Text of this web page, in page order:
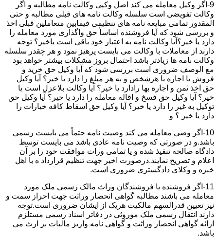
9-اگر وکیل معامله می کند اصل وکپی وکالت نامه مطالبه و اگر
وکالت تفویضی است سلسله وکالت نامه های قبلی مطالبه و حتی
المقدور تمامی مبایعه نامه های تنظیمی فیمابین متعاملین قبلی اخذ
و بررسی شود که آیا فروشنده اساساً حق واگذاری مورد معامله را
دارد یا خیر؟آیا وکالت نامه به اعتبار خود باقی است یاخیر؟ توجه
دارند از معاملات با وکالت می بایست پرهیز نمود و هر چقدر سلسله
وکالت نامه ها زیادتر باشد احتمال بروز مشکلات بیشتر خواهد بود
مع الوصف ضروری است بررسی شود که آیا وکیل حق خرید و
فروش یا اجاره با هرشخص و به هر مبلغ را دارد یا خیر؟ آیا وکیل
حق اخذ ثمن و اجاره بها رادارد یا خیر؟ آیا وکالت بلاعزل است یا
خیر؟ آیا وکیل حق فسخ و اقاله معامله را دارد یا خیر؟ آیا وکیل حق
توکیل به غیر را دارد یا خیر؟ آیا وکیل حق اسقاط کافه خیارات را
دارد یا خیر ؟ و
10-اگر وصی معامله می کند وصیت نامه حتماً می بایست رسمی
باشد.و در صورتی که وصیت نامه عادی باشد می بایست توسط
دادگاه صالحه تنفیذ شده و یا تمامی وراث موافقت خود را بر آن
اعلام و تصریح نمایند.درصورت اخیر جهت تنظیم قرارداد ه با اهل
خبره و وکلای دادگستری ضروری است.
11-اگر فروشنده یا فروشندگان وراث مالک رسمی ملک مورد
معامله می باشند مطالبه گواهی انحصار وراثت جهت احراز سمت و
نیز تعیین قدرالسهم مالکیت هریک از ایشان ضروری است.توجه
دارند انتقال رسمی ملک موروثی در دفاتر اسناد رسمی مستلزم
ارائه گواهی انحصار وراثت و گواهی نامه واریز مالیات بر ارث می
باشد.